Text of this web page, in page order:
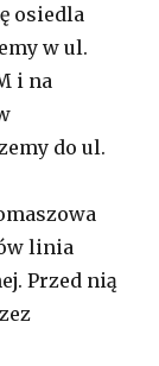
osiedla
w ul.
i na
do ul.
linia
Przed nią